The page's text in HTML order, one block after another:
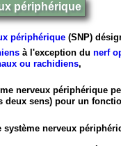
périphérique
périphérique (SNP)
à l'exception du nerf
ou rachidiens,
nerveux périphérique
deux sens) pour un
système nerveux